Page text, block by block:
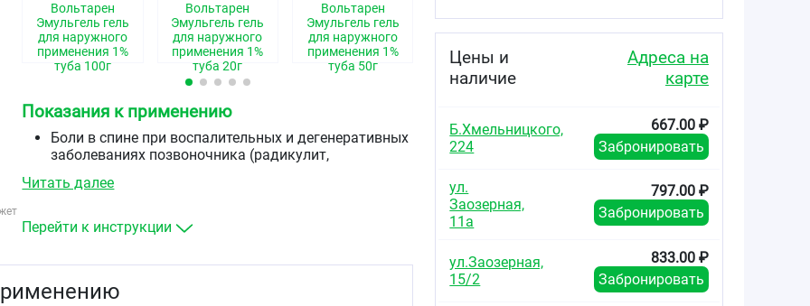
Вольтарен
Эмульгель гель
для наружного
применения 1%
туба 100г
Вольтарен
Эмульгель гель
для наружного
применения 1%
туба 20г
Вольтарен
Эмульгель гель
для наружного
применения 1%
туба 50г
Эмульгель гель
для наружного
применения 2%
туба 30г
Эмульгель гель
для наружного
применения 2%
туба 50г
Эмульгель гель
для наружного
Показания к применению
Боли в спине при воспалительных и дегенеративных
заболеваниях позвоночника (радикулит,
боли в суставах (суставы пальцев рук, коленные и
боли в мышцах (вследствие растяжений,
заболеваниях (тендовагинит, бурсит, поражения
Читать далее
Перейти к инструкции
Цены и
наличие
Адреса на
карте
Б.Хмельницкого,
224
667.00 ₽
Забронировать
ул.
Заозерная,
11а
797.00 ₽
Забронировать
ул.Заозерная,
15/2
833.00 ₽
Забронировать